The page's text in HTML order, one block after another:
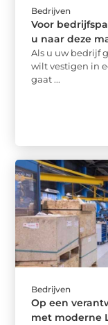
Bedrijven
Voor
u naar deze
Als u uw bedrijf
wilt vestigen in
gaat ...
Bedrijven
Op een
met moderne